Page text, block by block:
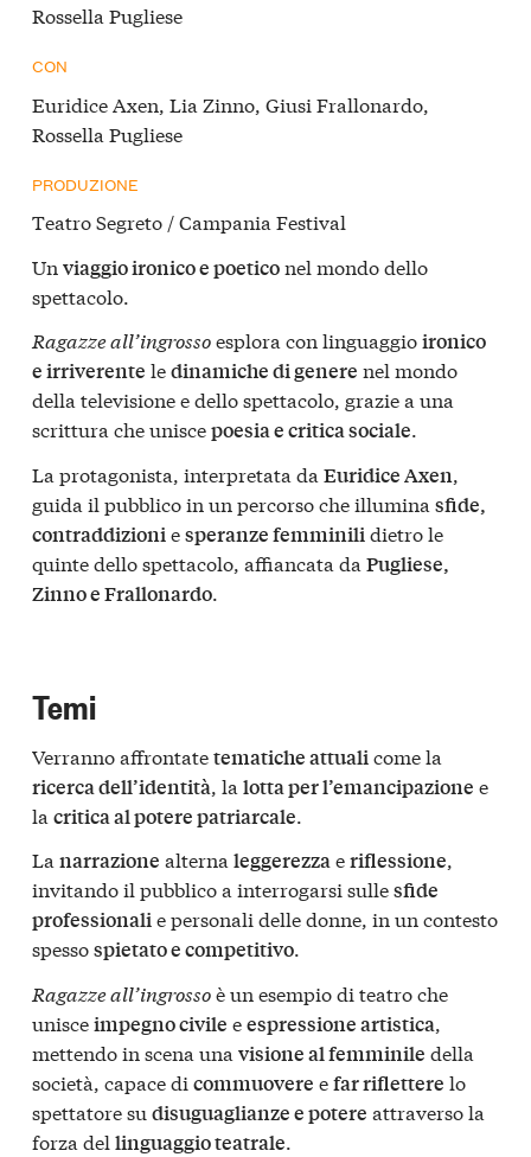
Rossella Pugliese
CON
Euridice Axen, Lia Zinno, Giusi Frallonardo,
Rossella Pugliese
PRODUZIONE
Teatro Segreto / Campania Festival
Un viaggio ironico e poeticonel mondo dello
spettacolo.
Ragazze all’ingrossoesplora con linguaggioironico
e irriverente ledinamiche di genere nel mondo
della televisione e dello spettacolo, grazie a una
scrittura che uniscepoesia e critica sociale.
La protagonista, interpretata da Euridice Axen,
guida il pubblico in un percorso che illumina sfide,
contraddizioniesperanze femminilidietro le
quinte dello spettacolo, affiancata da Pugliese,
Zinno e Frallonardo.
Temi
Verranno affrontatetematiche attualicome la
ricerca dell’identità, la lotta per l’emancipazione e
la critica al potere patriarcale.
La narrazione alterna leggerezzaeriflessione,
invitando il pubblico a interrogarsi sullesfide
professionalie personali delle donne, in un contesto
spessospietato e competitivo.
Ragazze all’ingrossoè un esempio di teatro che
unisceimpegno civile eespressione artistica,
mettendo in scena una visione al femminile della
società, capace di commuovere efar riflettere lo
spettatore su disuguaglianze e potere attraverso la
forza del linguaggio teatrale.